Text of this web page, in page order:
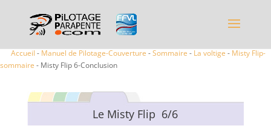
Accueil - Manuel de Pilotage-Couverture -Sommaire - La voltige - Misty Flip-
sommaire - Misty Flip 6-Conclusion
Le Misty Flip 6/6